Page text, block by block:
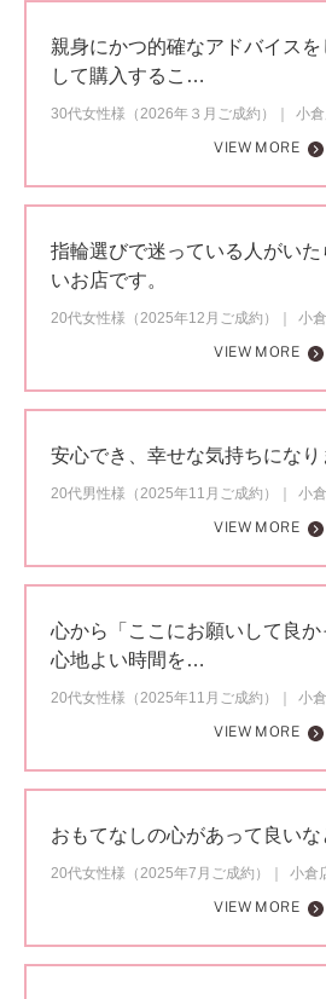
親身にかつ的確なアドバイス
して購入するこ…
30代女性様（2026年３月ご成約）
小
VIEW MORE
指輪選びで迷っている人がい
いお店です。
20代女性様（2025年12月ご成約）
小
VIEW MORE
安心でき、幸せな気持ちになり
20代男性様（2025年11月ご成約）
小
VIEW MORE
心から「ここにお願いして良か
心地よい時間を…
20代女性様（2025年11月ご成約）
小
VIEW MORE
おもてなしの心があって良いな
20代女性様（2025年7月ご成約）
小倉
VIEW MORE